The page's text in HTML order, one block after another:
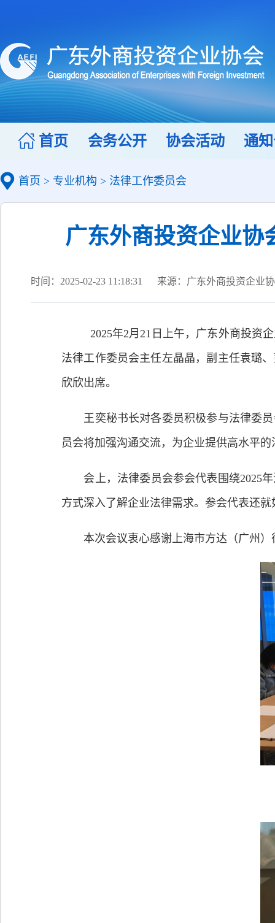
首页 会务公开 协会活动 通
首页 > 专业机构 > 法律工作委员会
广东外商投资企业协
时间：2025-02-23 11:18:31 来源：广东外商投资企业
2025年2月21日上午，广东外商投资企
法律工作委员会主任左晶晶，副主任袁璐
欣欣出席。
王奕秘书长对各委员积极参与法律委员
员会将加强沟通交流，为企业提供高水平的
会上，法律委员会参会代表围绕2025年
方式深入了解企业法律需求。参会代表还
本次会议衷心感谢上海市方达（广州）